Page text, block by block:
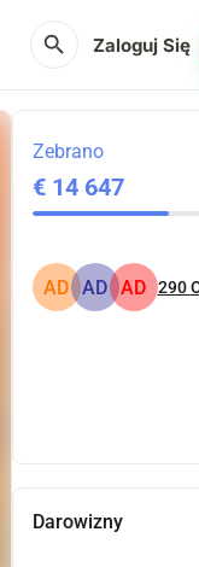
search Zaloguj Się
Zebrano
€ 14 647
AD AD AD 290
Darowizny